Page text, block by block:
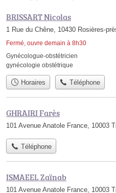
BRISSART Nicolas
1 Rue du Chêne, 10430 Rosières-
Fermé, ouvre demain à 8h30
Gynécologue-obstétricien
gynécologie obstétrique
Horaires Téléphone
GHRAIRI Farès
101 Avenue Anatole France, 10003
Téléphone
ISMAEEL Zaïnab
101 Avenue Anatole France, 10003